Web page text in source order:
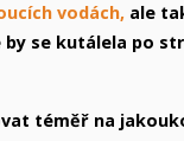
vodách, ale
se kutálela po
téměř na